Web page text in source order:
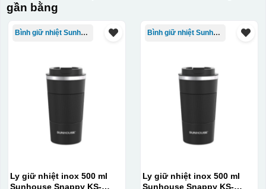
Đây là giấy decal đã in xong, đang chờ khô để cắt dán
nước và trượt nhẹ lên gốm sứ để tem decal dính tạm lên
gần bằng
Bình giữ nhiệt Sunhouse
Ly giữ nhiệt inox 500 ml
Sunhouse Snappy KS-
Bình giữ nhiệt Sunhouse
Ly giữ nhiệt inox 500 ml
Sunhouse Snappy KS-